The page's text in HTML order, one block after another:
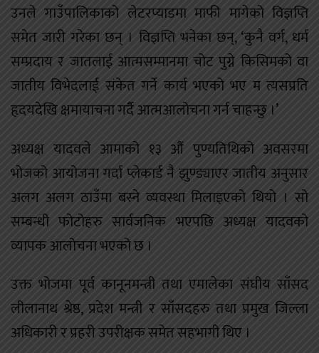
उनले गाउँपालिकाको लेटरप्याडमा माफी मागेको विज्ञप्ति
समेत जारी गरेका छन् । विज्ञप्ति भनेका छन्, ‘कुनै वर्ग, धर्म
सम्प्रदाय र जातलाई आत्मसम्मानमा चोट पुग्ने किसिमको वा
जातीय विभेदलाई संकेत गर्ने कार्य भएको भए म त्यसप्रति
हृदयदेखि क्षमायाचना गर्दै आत्मआलोचना गर्न चाहन्छु ।’
अध्यक्ष यादवले आमाको १३ औं पुण्यतिथिको अवसरमा
भोजको आयोजना गर्दा प्लेकार्ड नै झुण्ड्याएर जातीय अनुसार
अलग अलग ठाउँमा बस्ने व्यवस्था मिलाइएको थियो । सो
सम्बन्धी फोटोहरु सार्वजनिक भएपछि अध्यक्ष यादवको
व्यापक आलोचना भएको छ ।
उक्त भोजमा पूर्व कानूनमन्त्री तथा एमालेका संघीय साँसद
लीलानाथ श्रेष्ठ, प्रदेश मन्त्री र साँसदहरु तथा प्रमुख जिल्ला
अधिकारी र प्रहरी उपरीक्षक समेत सहभागी थिए ।